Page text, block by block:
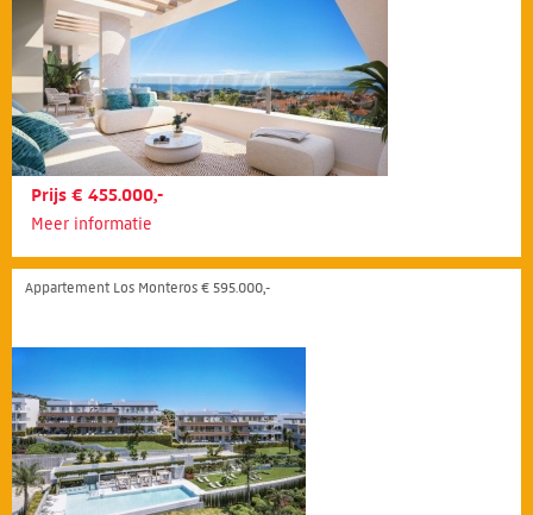
Prijs € 455.000,-
Meer informatie
Appartement Los Monteros € 595.000,-